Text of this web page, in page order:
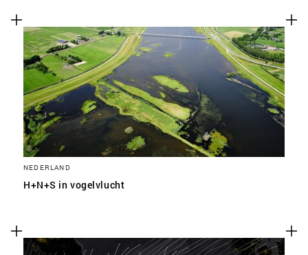
NEDERLAND
H+N+S in vogelvlucht
Advertentie cookies
Dit stelt ons in staat om u relevante advertenties te
tonen op websites van derden en apps, zoals
Facebook en Instagram. We kunnen deze gegevens
ook koppelen aan de verschillende apparaten die u
gebruikt, evenals gegevens over de advertenties
verwerken. Dit is om advertentieprestaties te meten
en advertentiefacturering in te schakelen.
MEER INFORMATIE